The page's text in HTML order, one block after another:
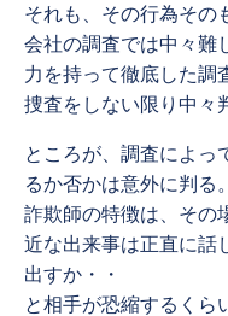
それも、その行為その
会社の調査では中々難
力を持って徹底した調
捜査をしない限り中々
ところが、調査によっ
るか否かは意外に判る
詐欺師の特徴は、その
近な出来事は正直に話
出すか・・
と相手が恐縮するくら